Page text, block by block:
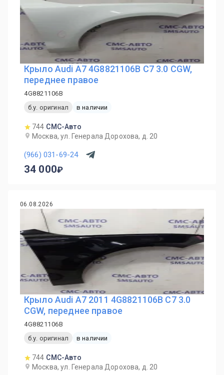
Крыло Audi A7 4G8821106B C7 3.0 CGW,
переднее правое
4G8821106B
б.у. оригинал
в наличии
744 СМС-Авто
Москва, ул. Генерала Дорохова, д. 20
(966) 031-69-24
34 000
06.08.2026
Крыло Audi A7 2011 4G8821106B C7 3.0
CGW, переднее правое
4G8821106B
б.у. оригинал
в наличии
744 СМС-Авто
Москва, ул. Генерала Дорохова, д. 20